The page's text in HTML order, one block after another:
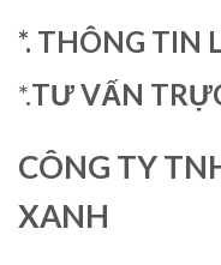
*. THÔNG TIN
*.TƯ VẤN
CÔNG TY
XANH